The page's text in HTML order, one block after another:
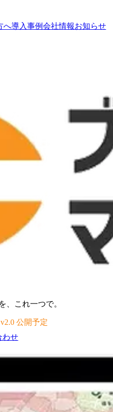
へ導入事例会社情報お知らせ
、これ一つで。
公開予定
わせ